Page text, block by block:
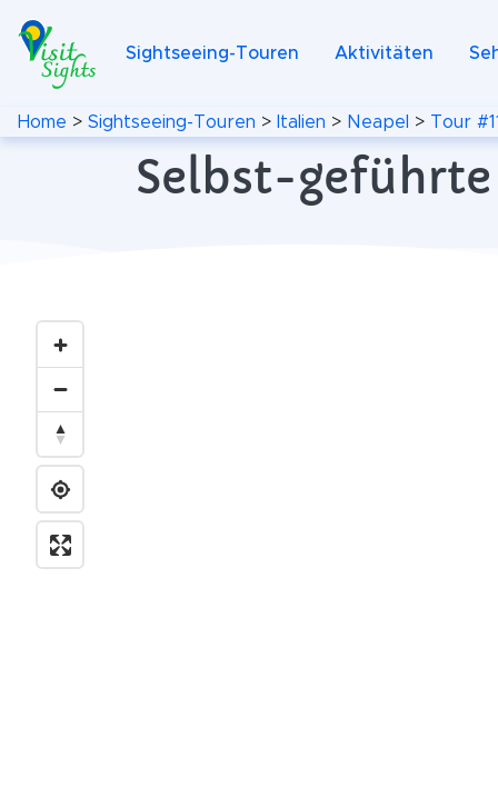
Sightseeing-Touren Aktivitäten
Home > Sightseeing-Touren > Italien > Neapel > Tour #11
Selbst-geführte